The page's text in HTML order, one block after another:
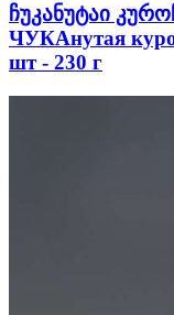
ჩუკანუტაი
ЧУКАнутая
шт - 230 г